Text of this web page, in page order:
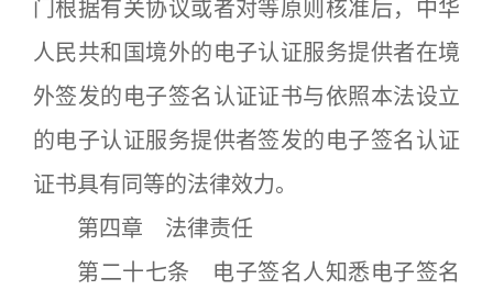
门根据有关协议或者对等原则核准后，中华
人民共和国境外的电子认证服务提供者在境
外签发的电子签名认证证书与依照本法设立
的电子认证服务提供者签发的电子签名认证
证书具有同等的法律效力。
第四章 法律责任
第二十七条 电子签名人知悉电子签名